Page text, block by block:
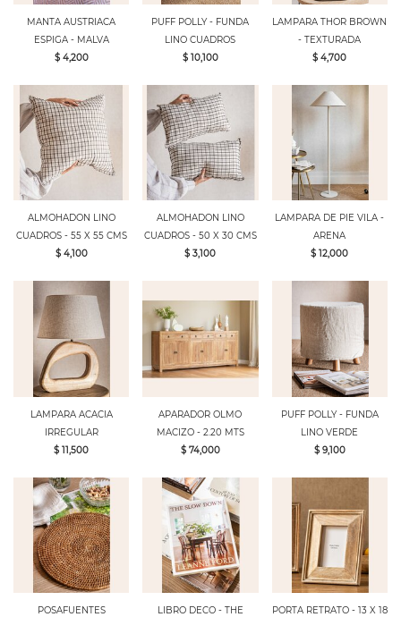
MANTA AUSTRIACA
ESPIGA - MALVA
$ 4,200
PUFF POLLY - FUNDA
LINO CUADROS
$ 10,100
LAMPARA THOR BROWN
- TEXTURADA
$ 4,700
ALMOHADON LINO
CUADROS - 55 X 55 CMS
$ 4,100
ALMOHADON LINO
CUADROS - 50 X 30 CMS
$ 3,100
LAMPARA DE PIE VILA -
ARENA
$ 12,000
LAMPARA ACACIA
IRREGULAR
$ 11,500
APARADOR OLMO
MACIZO - 2.20 MTS
$ 74,000
PUFF POLLY - FUNDA
LINO VERDE
$ 9,100
POSAFUENTES
LIBRO DECO - THE
PORTA RETRATO - 13 X 18